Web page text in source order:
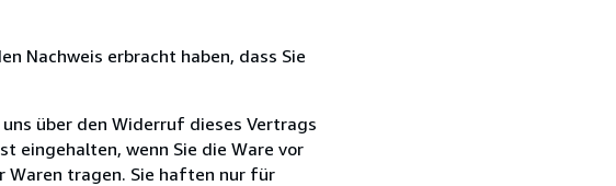
Nachweis erbracht haben, dass Sie
über den Widerruf dieses Vertrags
eingehalten, wenn Sie die Ware vor
Waren tragen. Sie haften nur für